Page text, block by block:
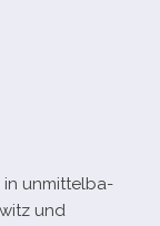
in unmit­tel­ba­
und